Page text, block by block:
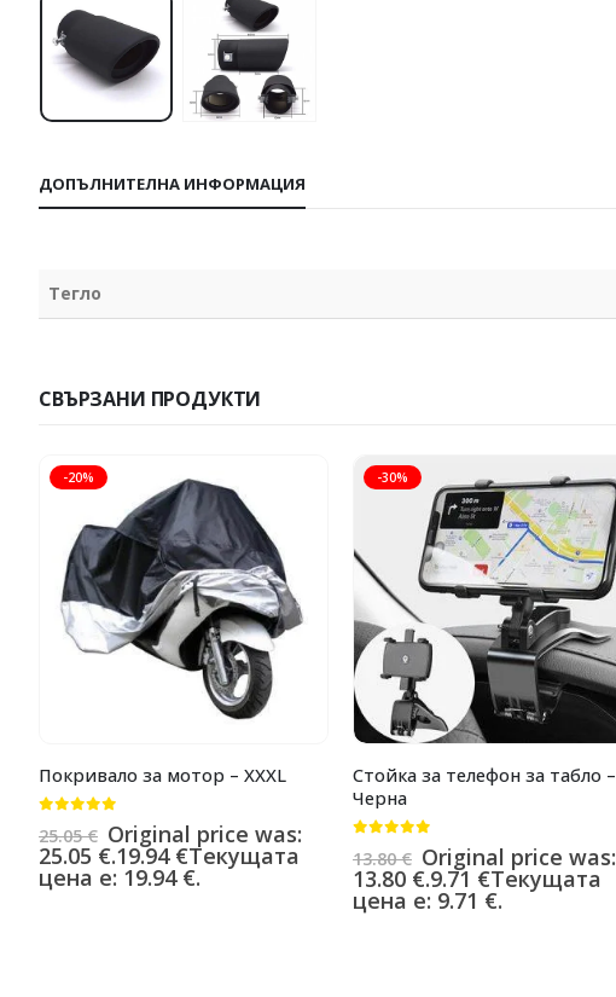
ДОПЪЛНИТЕЛНА ИНФОРМАЦИЯ
Тегло
СВЪРЗАНИ ПРОДУКТИ
-20%
Покривало за мотор – XXXL
25.05€ Original price was:
25.05 €.19.94 €Текущата
цена е: 19.94 €.
-30%
Стойка за телефон за табло –
Черна
13.80€ Original price was:
13.80 €.9.71 €Текущата
цена е: 9.71 €.